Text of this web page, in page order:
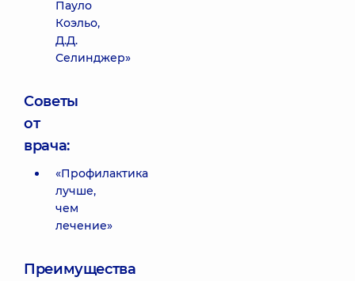
Пауло
Коэльо,
Д.Д.
Селинджер»
Советы
от
врача:
«Профилактика
лучше,
чем
лечение»
Преимущества